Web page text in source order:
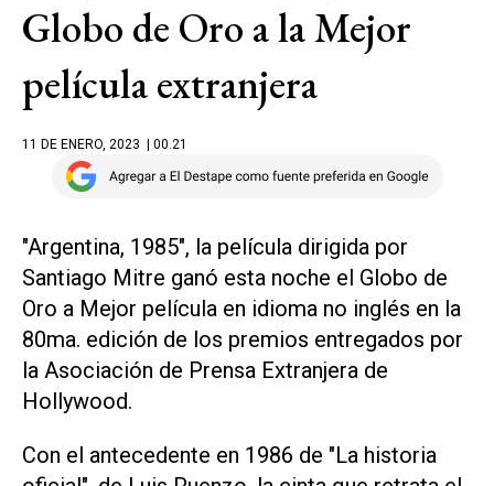
Globo de Oro a la Mejor
película extranjera
11 DE ENERO, 2023 | 00.21
"Argentina, 1985", la película dirigida por
Santiago Mitre ganó esta noche el Globo de
Oro a Mejor película en idioma no inglés en la
80ma. edición de los premios entregados por
la Asociación de Prensa Extranjera de
Hollywood.
Con el antecedente en 1986 de "La historia